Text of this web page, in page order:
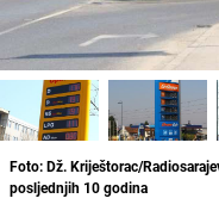
Foto: Dž. Kriještorac/
posljednjih 10 godina